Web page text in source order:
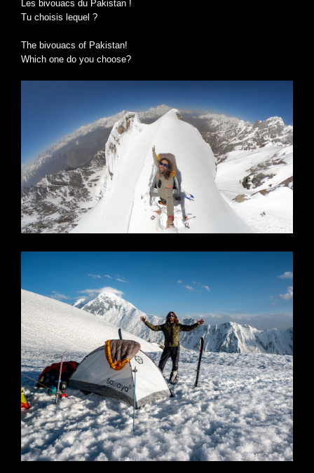
Les bivouacs du Pakistan !
Tu choisis lequel ?
The bivouacs of Pakistan!
Which one do you choose?